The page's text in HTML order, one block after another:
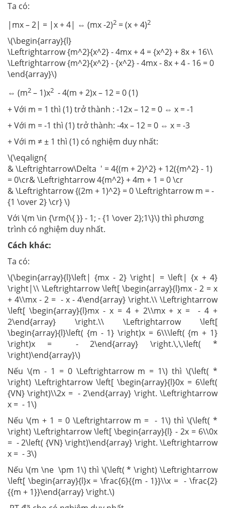
Ta có:
|mx – 2| = |x + 4| ⇔ (mx -2)2 = (x + 4)2
\(\begin{array}{l}
\Leftrightarrow {m^2}{x^2} - 4mx + 4 = {x^2} + 8x + 16\\
\Leftrightarrow {m^2}{x^2} - {x^2} - 4mx - 8x + 4 - 16 = 0
\end{array}\)
⇔ (m2 – 1)x2 - 4(m + 2)x – 12 = 0 (1)
+ Với m = 1 thì (1) trở thành : -12x – 12 = 0 ⇔ x = -1
+ Với m = -1 thì (1) trở thành: -4x – 12 = 0 ⇔ x = -3
+ Với m ≠ ± 1 thì (1) có nghiệm duy nhất:
\(\eqalign{
& \Leftrightarrow\Delta ' = 4{(m + 2)^2} + 12({m^2} - 1)
= 0\cr& \Leftrightarrow 4{m^2} + 4m + 1 = 0 \cr
& \Leftrightarrow {(2m + 1)^2} = 0 \Leftrightarrow m = -
{1 \over 2} \cr} \)
Với \(m \in {\rm{\{ }} - 1; - {1 \over 2};1\}\) thì phương
trình có nghiệm duy nhất.
Cách khác:
Ta có:
\(\begin{array}{l}\left| {mx - 2} \right| = \left| {x + 4}
\right|\\ \Leftrightarrow \left[ \begin{array}{l}mx - 2 = x
+ 4\\mx - 2 = - x - 4\end{array} \right.\\ \Leftrightarrow
\left[ \begin{array}{l}mx - x = 4 + 2\\mx + x = - 4 +
2\end{array} \right.\\ \Leftrightarrow \left[
\begin{array}{l}\left( {m - 1} \right)x = 6\\\left( {m + 1}
\right)x = - 2\end{array} \right.\,\,\left( *
\right)\end{array}\)
Nếu \(m - 1 = 0 \Leftrightarrow m = 1\) thì \(\left( *
\right) \Leftrightarrow \left[ \begin{array}{l}0x = 6\left(
{VN} \right)\\2x = - 2\end{array} \right. \Leftrightarrow
x = - 1\)
Nếu \(m + 1 = 0 \Leftrightarrow m = - 1\) thì \(\left( *
\right) \Leftrightarrow \left[ \begin{array}{l} - 2x = 6\\0x
= - 2\left( {VN} \right)\end{array} \right. \Leftrightarrow
x = - 3\)
Nếu \(m \ne \pm 1\) thì \(\left( * \right) \Leftrightarrow
\left[ \begin{array}{l}x = \frac{6}{{m - 1}}\\x = - \frac{2}
{{m + 1}}\end{array} \right.\)